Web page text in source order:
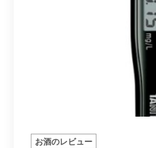
お酒のレビュー